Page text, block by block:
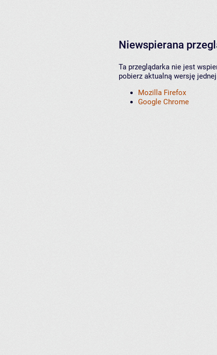
Niewspierana
Ta przeglądarka nie jest
pobierz aktualną wersję
Mozilla Firefox
Google Chrome